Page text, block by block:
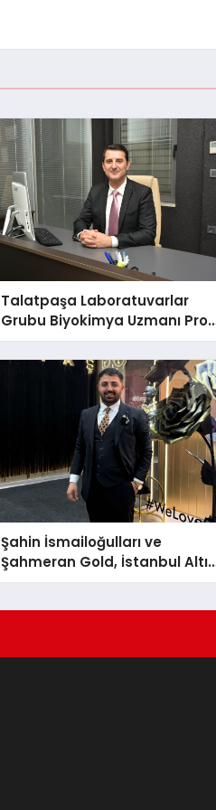
Talatpaşa Laboratuvarlar
Grubu Biyokimya Uzmanı
Dr. Ahmet Var
Şahin İsmailoğulları ve
Şahmeran Gold, İstanbul
Fuarı’nda Sektöre Damga